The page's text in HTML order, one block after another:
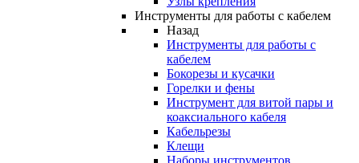
Инструменты для работы с кабелем
Назад
Инструменты для работы с
кабелем
Бокорезы и кусачки
Горелки и фены
Инструмент для витой пары и
коаксиального кабеля
Кабельрезы
Клещи
Наборы инструментов